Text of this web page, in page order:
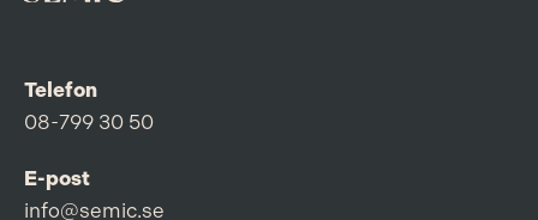
Telefon
08-799 30 50
E-post
info@semic.se